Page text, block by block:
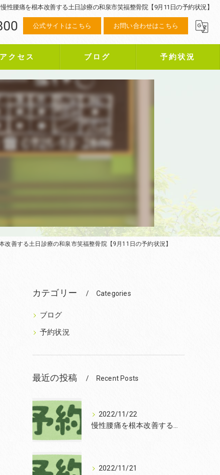
慢性腰痛を根本改善する土日診療の和泉市笑福整骨院【9月11日の予約状況】
公式サイトはこちら お問い合わせはこちら
クセス ブログ 予約状況
改善する土日診療の和泉市笑福整骨院【9月11日の予約状況】
カテゴリー Categories
ブログ
予約状況
最近の投稿 Recent Posts
2022/11/22
慢性腰痛を根本改善するなら和泉市の笑福整骨院【2022年11月22日の予約状況】
2022/11/21